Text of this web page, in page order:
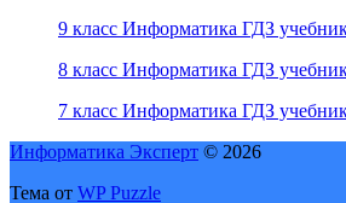
9 класс Информатика ГДЗ
8 класс Информатика ГДЗ
7 класс Информатика ГДЗ
Информатика Эксперт © 2026
Тема от WP Puzzle